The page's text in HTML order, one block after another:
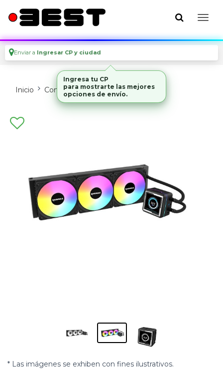
Enviar a Ingresar CP y ciudad
Inicio Componentes De Pc Coolers
* Las imágenes se exhiben con fines ilustrativos.
Ingresa tu CP
para mostrarte las mejores
opciones de envío.